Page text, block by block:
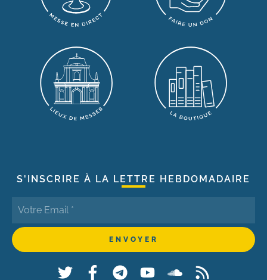
S'INSCRIRE À LA LETTRE HEBDOMADAIRE